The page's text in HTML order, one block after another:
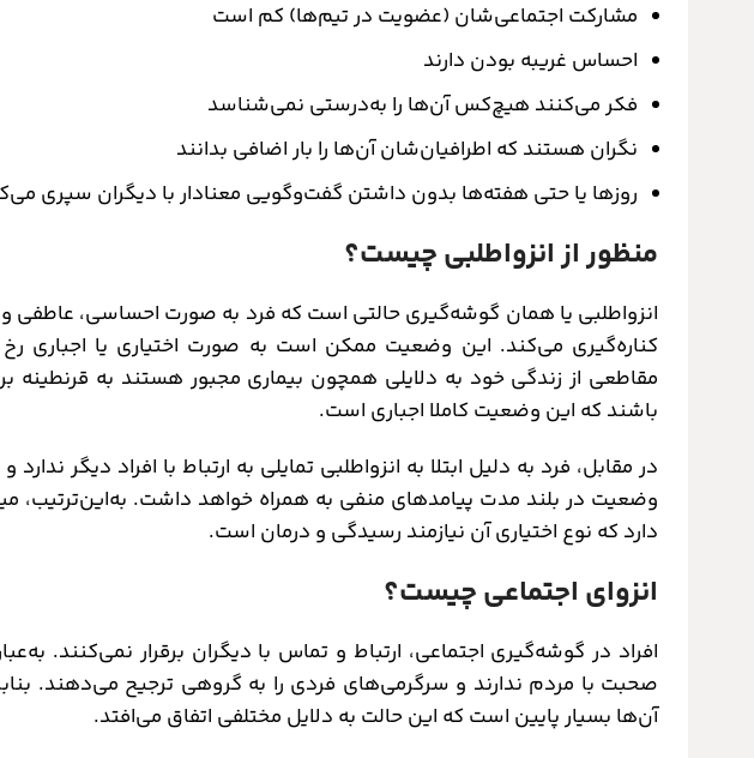
مشارکت اجتماعی‌شان (عضویت در تیم‌ها) کم است
احساس غریبه بودن دارند
فکر می‌کنند هیچ‌کس آن‌ها را به‌درستی نمی‌شناسد
نگران هستند که اطرافیان‌شان آن‌ها را بار اضافی بدانند
روزها یا حتی هفته‌ها بدون داشتن گفت‌وگویی معنادار با دیگران سپری
منظور از انزواطلبی چیست؟
انزواطلبی یا همان گوشه‌گیری حالتی است که فرد به صورت احساسی، عاطفی
کناره‌گیری می‌کند. این وضعیت ممکن است به صورت اختیاری یا اجباری رخ
مقاطعی از زندگی خود به دلایلی همچون بیماری مجبور هستند به قرنطینه
باشند که این وضعیت کاملا اجباری است.
در مقابل، فرد به دلیل ابتلا به انزواطلبی تمایلی به ارتباط با افراد دیگر
وضعیت در بلند مدت پیامدهای منفی به همراه خواهد داشت. به‌این‌ترتیب،
دارد که نوع اختیاری آن نیازمند رسیدگی و درمان است.
انزوای اجتماعی چیست؟
افراد در گوشه‌گیری اجتماعی، ارتباط و تماس با دیگران برقرار نمی‌کنند.
صحبت با مردم ندارند و سرگرمی‌های فردی را به گروهی ترجیح می‌دهند.
آن‌ها بسیار پایین است که این حالت به دلایل مختلفی اتفاق می‌افتد.